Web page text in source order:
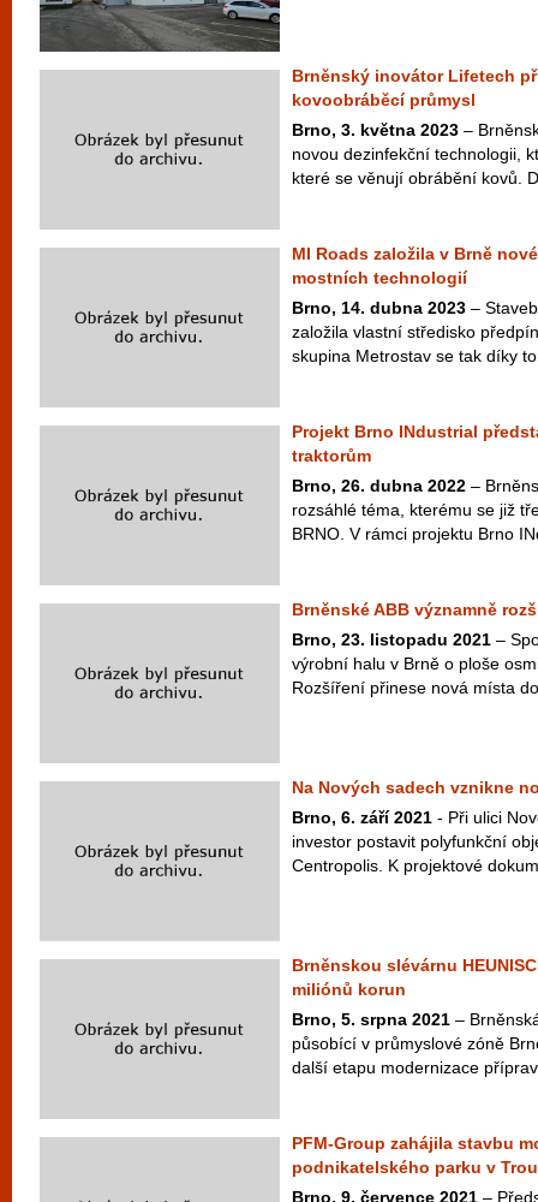
Brněnský inovátor Lifetech
kovoobráběcí průmysl
Brno, 3. května 2023 –
novou dezinfekční technologii,
které se věnují obrábění kovů.
MI Roads založila v Brně
mostních technologií
Brno, 14. dubna 2023 –
založila vlastní středisko
skupina Metrostav se tak díky
Projekt Brno INdustrial
traktorům
Brno, 26. dubna 2022 –
rozsáhlé téma, kterému se již
BRNO. V rámci projektu Brno
Brněnské ABB významně
Brno, 23. listopadu 2021 –
výrobní halu v Brně o ploše
Rozšíření přinese nová místa
Na Nových sadech vznikne
Brno, 6. září 2021 - Při ulici
investor postavit polyfunkční
Centropolis. K projektové
Brněnskou slévárnu
miliónů korun
Brno, 5. srpna 2021 –
působící v průmyslové zóně
další etapu modernizace
PFM-Group zahájila stavbu
podnikatelského parku v
Brno, 9. července 2021 –